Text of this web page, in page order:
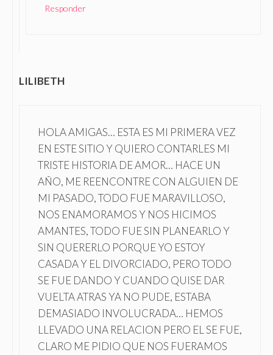
Responder
LILIBETH
HOLA AMIGAS… ESTA ES MI PRIMERA VEZ
EN ESTE SITIO Y QUIERO CONTARLES MI
TRISTE HISTORIA DE AMOR… HACE UN
AÑO, ME REENCONTRE CON ALGUIEN DE
MI PASADO, TODO FUE MARAVILLOSO,
NOS ENAMORAMOS Y NOS HICIMOS
AMANTES, TODO FUE SIN PLANEARLO Y
SIN QUERERLO PORQUE YO ESTOY
CASADA Y EL DIVORCIADO, PERO TODO
SE FUE DANDO Y CUANDO QUISE DAR
VUELTA ATRAS YA NO PUDE, ESTABA
DEMASIADO INVOLUCRADA… HEMOS
LLEVADO UNA RELACION PERO EL SE FUE,
CLARO ME PIDIO QUE NOS FUERAMOS